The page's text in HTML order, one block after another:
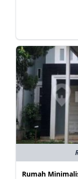
Rumah